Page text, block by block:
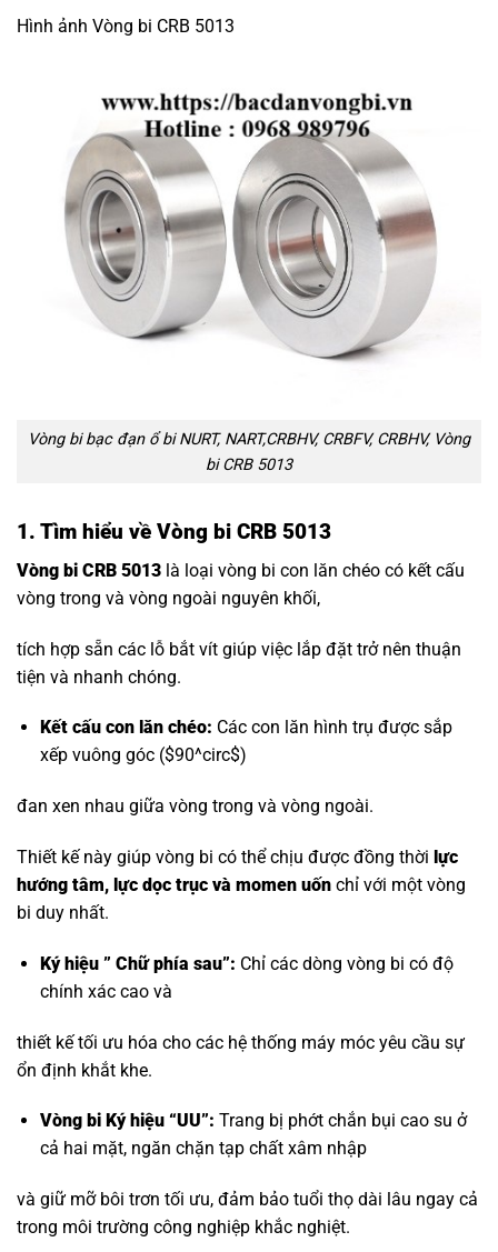
Hình ảnh Vòng bi CRB 5013
Vòng bi bạc đạn ổ bi NURT, NART,CRBHV, CRBFV, CRBHV, Vòng
bi CRB 5013
1. Tìm hiểu về Vòng bi CRB 5013
Vòng bi CRB 5013 là loại vòng bi con lăn chéo có kết cấu
vòng trong và vòng ngoài nguyên khối,
tích hợp sẵn các lỗ bắt vít giúp việc lắp đặt trở nên thuận
tiện và nhanh chóng.
Kết cấu con lăn chéo: Các con lăn hình trụ được sắp
xếp vuông góc ($90^circ$)
đan xen nhau giữa vòng trong và vòng ngoài.
Thiết kế này giúp vòng bi có thể chịu được đồng thời lực
hướng tâm, lực dọc trục và momen uốn chỉ với một vòng
bi duy nhất.
Ký hiệu ” Chữ phía sau”: Chỉ các dòng vòng bi có độ
chính xác cao và
thiết kế tối ưu hóa cho các hệ thống máy móc yêu cầu sự
ổn định khắt khe.
Vòng bi Ký hiệu “UU”: Trang bị phớt chắn bụi cao su ở
cả hai mặt, ngăn chặn tạp chất xâm nhập
và giữ mỡ bôi trơn tối ưu, đảm bảo tuổi thọ dài lâu ngay cả
trong môi trường công nghiệp khắc nghiệt.